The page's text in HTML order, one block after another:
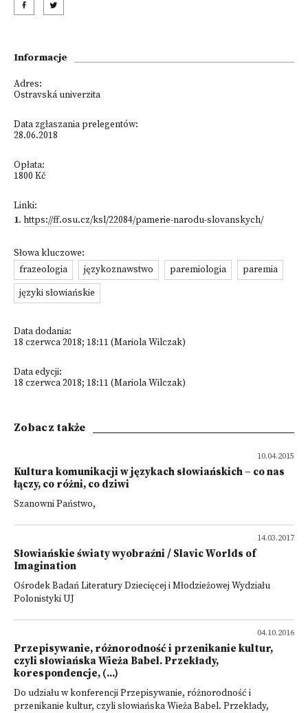
Informacje
Adres:
Ostravská univerzita
Data zgłaszania prelegentów:
28.06.2018
Opłata:
1800 Kč
Linki:
1. https://ff.osu.cz/ksl/22084/pamerie-narodu-slovanskych/
Słowa kluczowe:
frazeologia
językoznawstwo paremiologia
paremia
języki słowiańskie
Data dodania:
18 czerwca 2018; 18:11 (Mariola Wilczak)
Data edycji:
18 czerwca 2018; 18:11 (Mariola Wilczak)
Zobacz także
10.04.2015
Kultura komunikacji w językach słowiańskich – co nas
łączy, co różni, co dziwi
Szanowni Państwo,
14.03.2017
Słowiańskie światy wyobraźni / Slavic Worlds of
Imagination
Ośrodek Badań Literatury Dziecięcej i Młodzieżowej Wydziału
Polonistyki UJ
04.10.2016
Przepisywanie, różnorodność i przenikanie kultur,
czyli słowiańska Wieża Babel. Przekłady,
korespondencje, (...)
Do udziału w konferencji Przepisywanie, różnorodność i
przenikanie kultur, czyli słowiańska Wieża Babel. Przekłady,